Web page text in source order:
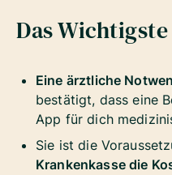
Das
Eine ärztliche
bestätigt, dass eine
App für dich
Sie ist die
Krankenkasse die